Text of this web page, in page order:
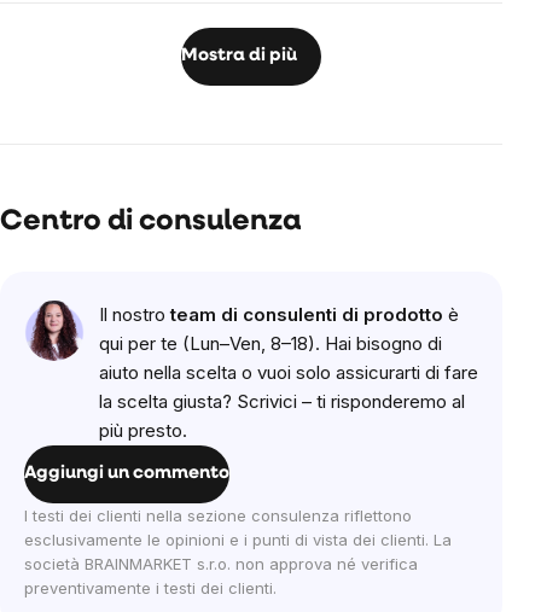
Mostra di più
Centro di consulenza
Il nostroteam di consulenti di prodotto è
qui per te (Lun–Ven, 8–18). Hai bisogno di
aiuto nella scelta o vuoi solo assicurarti di fare
la scelta giusta? Scrivici – ti risponderemo al
più presto.
Aggiungi un commento
I testi dei clienti nella sezione consulenza riflettono
esclusivamente le opinioni e i punti di vista dei clienti. La
società BRAINMARKET s.r.o. non approva né verifica
preventivamente i testi dei clienti.